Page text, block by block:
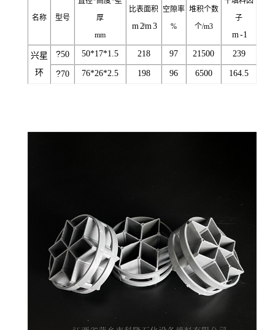
名称 型号
厚
mm
比表面积
m2/m3
空隙率
%
堆积个数
个/m3
子
m-1
兴星
环
?50 50*17*1.5 218 97 21500 239
?70 76*26*2.5 198 96 6500 164.5